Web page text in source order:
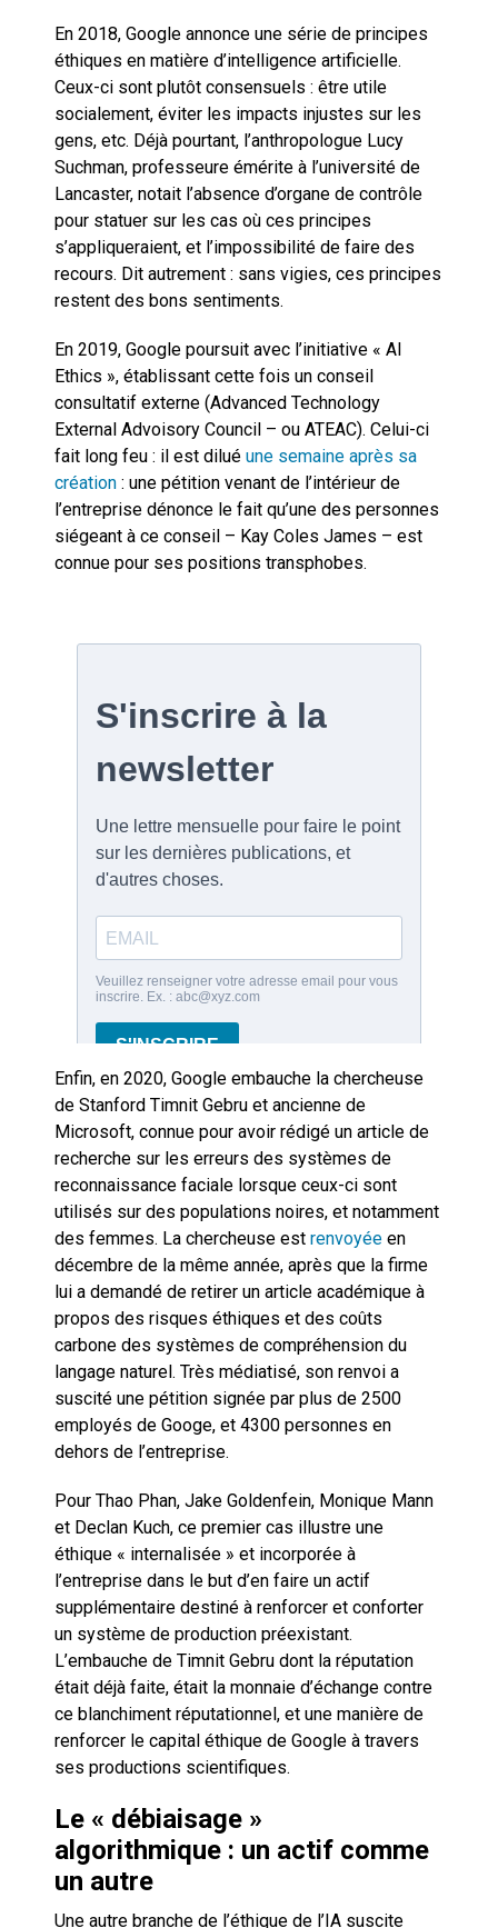
En 2018, Google annonce une série de principes
éthiques en matière d’intelligence artificielle.
Ceux-ci sont plutôt consensuels : être utile
socialement, éviter les impacts injustes sur les
gens, etc. Déjà pourtant, l’anthropologue Lucy
Suchman, professeure émérite à l’université de
Lancaster, notait l’absence d’organe de contrôle
pour statuer sur les cas où ces principes
s’appliqueraient, et l’impossibilité de faire des
recours. Dit autrement : sans vigies, ces principes
restent des bons sentiments.
En 2019, Google poursuit avec l’initiative « AI
Ethics », établissant cette fois un conseil
consultatif externe (Advanced Technology
External Advoisory Council – ou ATEAC). Celui-ci
fait long feu : il est dilué une semaine après sa
création : une pétition venant de l’intérieur de
l’entreprise dénonce le fait qu’une des personnes
siégeant à ce conseil – Kay Coles James – est
connue pour ses positions transphobes.
Enfin, en 2020, Google embauche la chercheuse
de Stanford Timnit Gebru et ancienne de
Microsoft, connue pour avoir rédigé un article de
recherche sur les erreurs des systèmes de
reconnaissance faciale lorsque ceux-ci sont
utilisés sur des populations noires, et notamment
des femmes. La chercheuse est renvoyée en
décembre de la même année, après que la firme
lui a demandé de retirer un article académique à
propos des risques éthiques et des coûts
carbone des systèmes de compréhension du
langage naturel. Très médiatisé, son renvoi a
suscité une pétition signée par plus de 2500
employés de Googe, et 4300 personnes en
dehors de l’entreprise.
Pour Thao Phan, Jake Goldenfein, Monique Mann
et Declan Kuch, ce premier cas illustre une
éthique « internalisée » et incorporée à
l’entreprise dans le but d’en faire un actif
supplémentaire destiné à renforcer et conforter
un système de production préexistant.
L’embauche de Timnit Gebru dont la réputation
était déjà faite, était la monnaie d’échange contre
ce blanchiment réputationnel, et une manière de
renforcer le capital éthique de Google à travers
ses productions scientifiques.
Le « débiaisage »
algorithmique : un actif comme
un autre
Une autre branche de l’éthique de l’IA suscite